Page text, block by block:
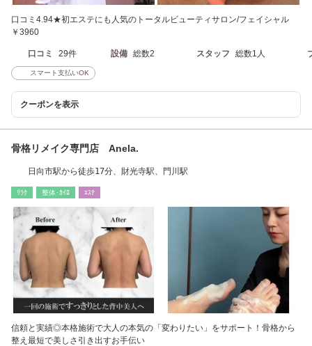
口コミ4.94★初エステにも人気のトータルビューティサロン/フェイシャル
￥3960
口コミ 29件 設備 総数2 スタッフ 総数1人
スマート支払いOK
クーポンを表示
骨格リメイク専門店 Anela.
日向市駅から徒歩17分、財光寺駅、門川駅
ﾘﾗｸ 整体･ｶｲﾛ ｴｽﾃ
信頼と実績◎本格施術で大人の本気の「変わりたい」をサポート！骨格から
整え最短で美しさ引き出すお手伝い